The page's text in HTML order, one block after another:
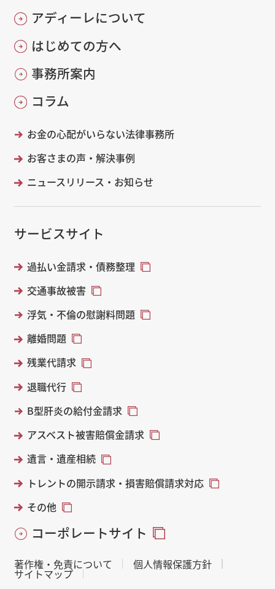
アディーレについて
はじめての方へ
事務所案内
コラム
お金の心配がいらない法律事務所
お客さまの声・解決事例
ニュースリリース・お知らせ
サービスサイト
過払い金請求・債務整理
交通事故被害
浮気・不倫の慰謝料問題
離婚問題
残業代請求
退職代行
B型肝炎の給付金請求
アスベスト被害賠償金請求
遺言・遺産相続
トレントの開示請求・損害賠償請求対応
その他
コーポレートサイト
著作権・免責について 個人情報保護方針
サイトマップ